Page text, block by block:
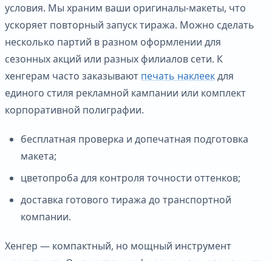
условия. Мы храним ваши оригиналы-макеты, что
ускоряет повторный запуск тиража. Можно сделать
несколько партий в разном оформлении для
сезонных акций или разных филиалов сети. К
хенгерам часто заказывают печать наклеекдля
единого стиля рекламной кампании или комплект
корпоративной полиграфии.
бесплатная проверка и допечатная подготовка
макета;
цветопроба для контроля точности оттенков;
доставка готового тиража до транспортной
компании.
Хенгер — компактный, но мощный инструмент